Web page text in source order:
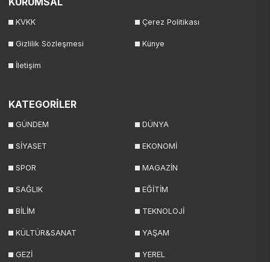
KVKK Çerez Politikası
Gizlilik Sözleşmesi Künye
İletişim
KATEGORİLER
GÜNDEM DÜNYA
SİYASET EKONOMİ
SPOR MAGAZİN
SAĞLIK EĞİTİM
BİLİM TEKNOLOJİ
KÜLTÜR&SANAT YAŞAM
GEZİ YEREL